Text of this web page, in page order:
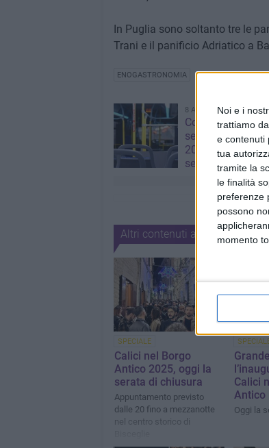
Noi e i
trattiamo
e contenuti
tua
tramite la
le finalità
preferenze
possono
momento
In Puglia sono soltanto tre le
Trani e il panificio Adriatico a
ENOGASTRONOMIA
8 AGOSTO 2026
Corato, aperte le
servizio di
2026/2027:
settembre
Altri contenuti a tema
SPECIALE
Calici nel Borgo
Antico 2025, oggi la
serata di chiusura
Appuntamento previsto
dalle 20 fino a mezzanotte
nel centro storico di
Calici
Antico
Oggi la